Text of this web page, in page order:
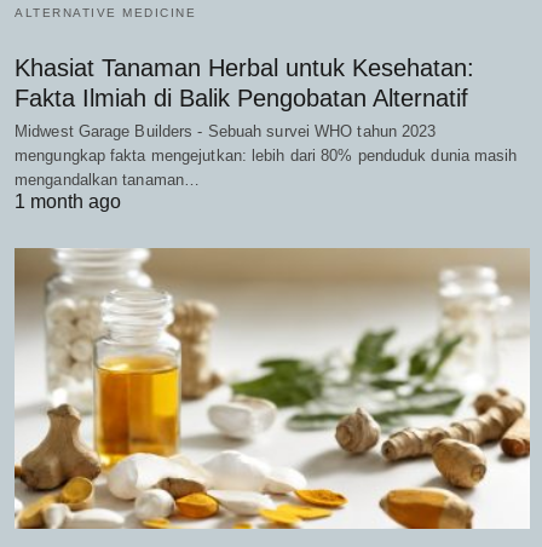
ALTERNATIVE MEDICINE
Khasiat Tanaman Herbal untuk Kesehatan:
Fakta Ilmiah di Balik Pengobatan Alternatif
Midwest Garage Builders - Sebuah survei WHO tahun 2023
mengungkap fakta mengejutkan: lebih dari 80% penduduk dunia masih
mengandalkan tanaman…
1 month ago